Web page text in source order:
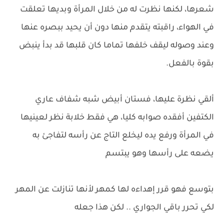
شعرها، لكنها نظرت له من خلال المرأة وبديها تعلقت
في الهواء، راقبته يتقدم منها دون أن يحيد ببصره عنها
وعند وصوله ليقف خلفها تماما كان قلبها قد بدأ ينبض
بقوة بالفعل.
ألقي نظرة عليها، فستان أبيض شبه شفاف عاري
الكتفين أفقده صوابه كليا، هي فقط خلابة نظر لعينيها
في المرأة ورفع يده ليخلع التاج عن رأسه لتفاجئ به
يضعه على رأسها وهو يبتسم
بتوسع فهو قرر إهداءه لها كمهر لأنها تنازلت عن المهر
لكي تحرر باقي الجواري .. لكن هذا جعله